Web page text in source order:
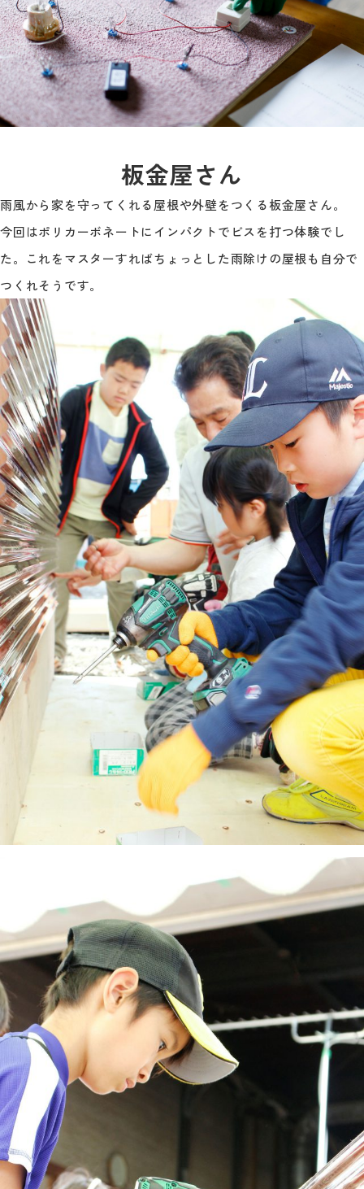
板金屋さん
雨風から家を守ってくれる屋根や外壁をつくる板金屋さん。
今回はポリカーボネートにインパクトでビスを打つ体験でし
た。これをマスターすればちょっとした雨除けの屋根も自分で
つくれそうです。